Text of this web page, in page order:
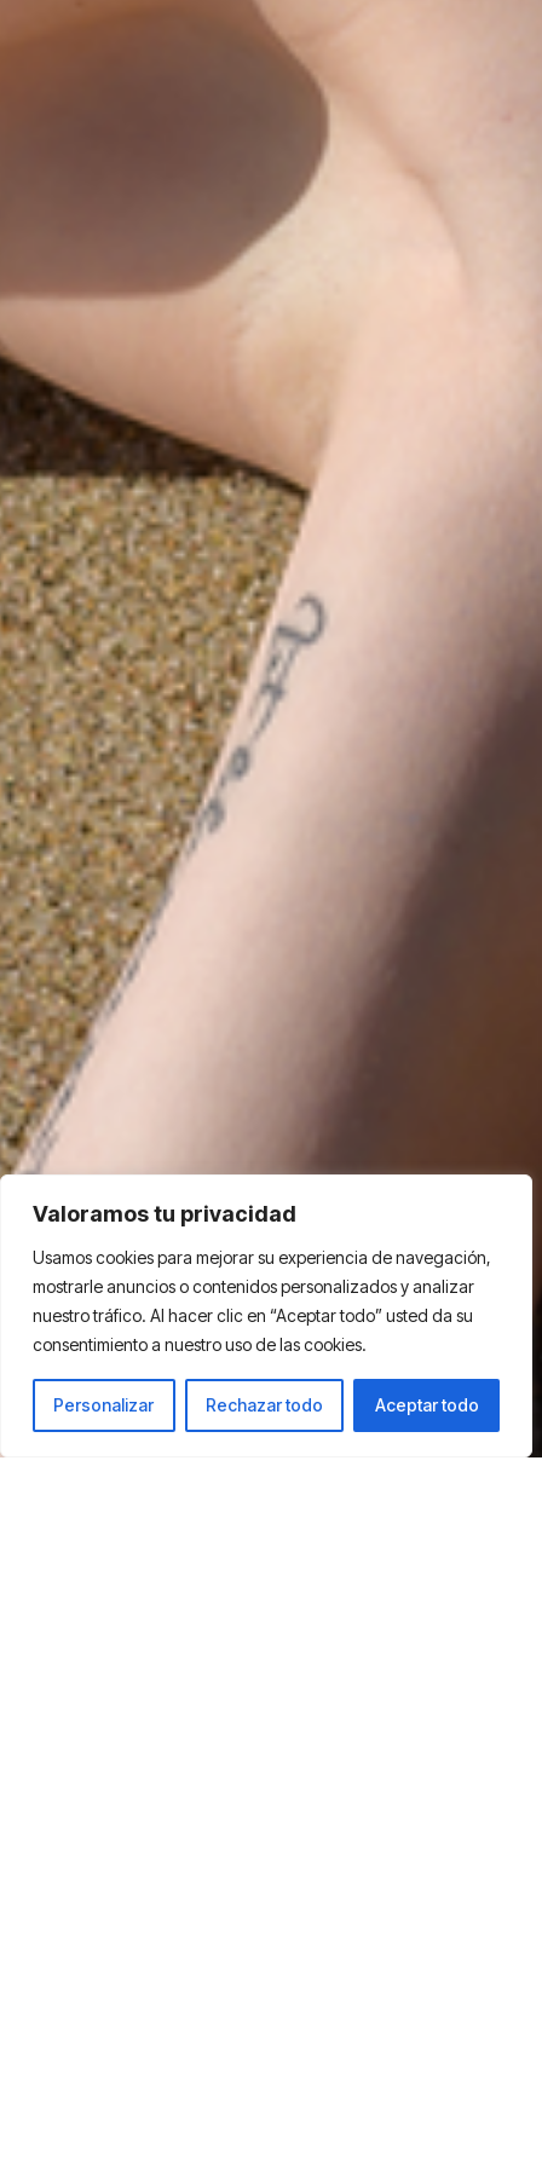
Valoramos tu privacidad
Usamos cookies para mejorar su experiencia de navegación,
mostrarle anuncios o contenidos personalizados y analizar
nuestro tráfico. Al hacer clic en “Aceptar todo” usted da su
consentimiento a nuestro uso de las cookies.
Personalizar Rechazar todo Aceptar todo